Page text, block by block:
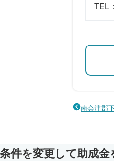
TEL
南会津郡
条件を変更して助成金